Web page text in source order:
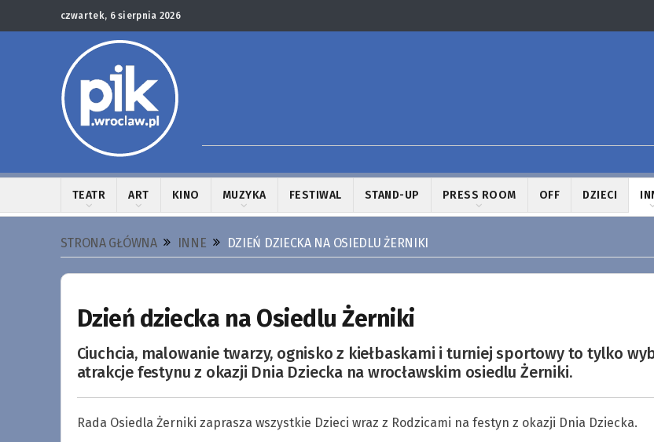
czwartek, 6 sierpnia 2026
TEATR ART KINO MUZYKA FESTIWAL STAND-UP PRESS ROOM OFF DZIECI
STRONA GŁÓWNA INNE DZIEŃ DZIECKA NA OSIEDLU ŻERNIKI
Dzień dziecka na Osiedlu Żerniki
Ciuchcia, malowanie twarzy, ognisko z kiełbaskami i turniej sportowy to tylko
atrakcje festynu z okazji Dnia Dziecka na wrocławskim osiedlu Żerniki.
Rada Osiedla Żerniki zaprasza wszystkie Dzieci wraz z Rodzicami na festyn z okazji Dnia Dziecka.